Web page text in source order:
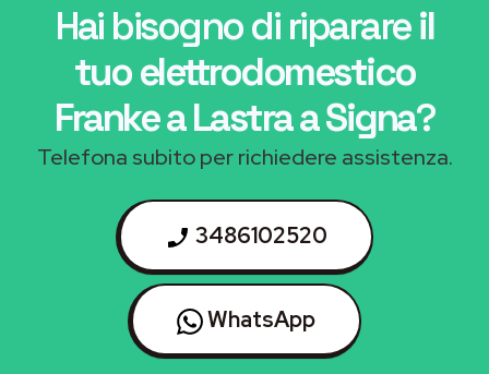
Hai bisogno di riparareil
tuo elettrodomestico
Franke a Lastra a Signa?
Telefona subito per richiedere assistenza.
3486102520
WhatsApp